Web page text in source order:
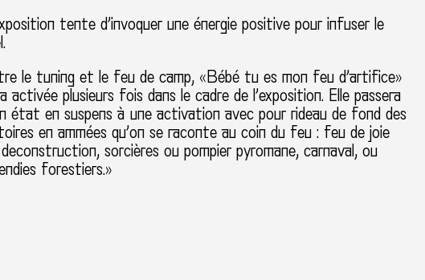
tente d’invoquer une énergie positive pour infuser le
le tuning et le feu de camp, «Bébé tu es mon feu d’artifice»
activée plusieurs fois dans le cadre de l’exposition. Elle passera
état en suspens à une activation avec pour rideau de fond des
en ammées qu’on se raconte au coin du feu : feu de joie
sorcières ou pompier pyromane, carnaval, ou
forestiers.»